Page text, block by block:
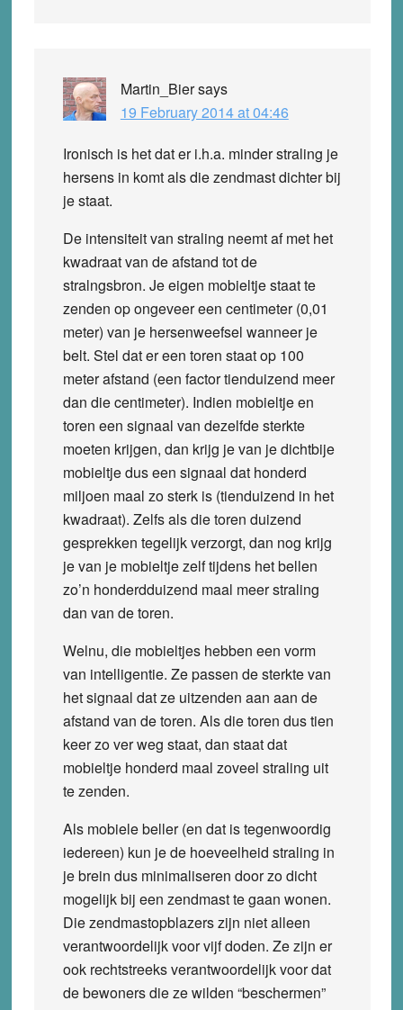
Martin_Biersays
19 February 2014 at 04:46
Ironisch is het dat er i.h.a. minder straling je
hersens in komt als die zendmast dichter bij
je staat.
De intensiteit van straling neemt af met het
kwadraat van de afstand tot de
stralngsbron. Je eigen mobieltje staat te
zenden op ongeveer een centimeter (0,01
meter) van je hersenweefsel wanneer je
belt. Stel dat er een toren staat op 100
meter afstand (een factor tienduizend meer
dan die centimeter). Indien mobieltje en
toren een signaal van dezelfde sterkte
moeten krijgen, dan krijg je van je dichtbije
mobieltje dus een signaal dat honderd
miljoen maal zo sterk is (tienduizend in het
kwadraat). Zelfs als die toren duizend
gesprekken tegelijk verzorgt, dan nog krijg
je van je mobieltje zelf tijdens het bellen
zo’n honderdduizend maal meer straling
dan van de toren.
Welnu, die mobieltjes hebben een vorm
van intelligentie. Ze passen de sterkte van
het signaal dat ze uitzenden aan aan de
afstand van de toren. Als die toren dus tien
keer zo ver weg staat, dan staat dat
mobieltje honderd maal zoveel straling uit
te zenden.
Als mobiele beller (en dat is tegenwoordig
iedereen) kun je de hoeveelheid straling in
je brein dus minimaliseren door zo dicht
mogelijk bij een zendmast te gaan wonen.
Die zendmastopblazers zijn niet alleen
verantwoordelijk voor vijf doden. Ze zijn er
ook rechtstreeks verantwoordelijk voor dat
de bewoners die ze wilden “beschermen”